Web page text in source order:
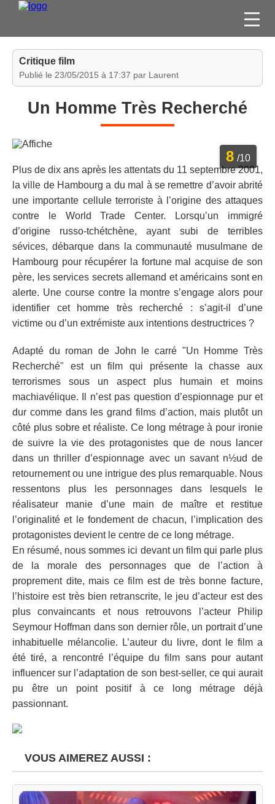
FILMS
JEUX VIDÉO
ESPACE
MEMBRE
Critique film
Publié le 23/05/2015 à 17:37 par Laurent
Un Homme Très Recherché
8 /10
Plus de dix ans après les attentats du 11 septembre 2001,
la ville de Hambourg a du mal à se remettre d’avoir abrité
une importante cellule terroriste à l’origine des attaques
contre le World Trade Center. Lorsqu’un immigré
d’origine russo-tchétchène, ayant subi de terribles
sévices, débarque dans la communauté musulmane de
Hambourg pour récupérer la fortune mal acquise de son
père, les services secrets allemand et américains sont en
alerte. Une course contre la montre s’engage alors pour
identifier cet homme très recherché : s’agit-il d’une
victime ou d’un extrémiste aux intentions destructrices ?
Adapté du roman de John le carré "Un Homme Très
Recherché" est un film qui présente la chasse aux
terrorismes sous un aspect plus humain et moins
machiavélique. Il n’est pas question d’espionnage pur et
dur comme dans les grand films d’action, mais plutôt un
côté plus sobre et réaliste. Ce long métrage à pour ironie
de suivre la vie des protagonistes que de nous lancer
dans un thriller d’espionnage avec un savant n½ud de
retournement ou une intrigue des plus remarquable. Nous
ressentons plus les personnages dans lesquels le
réalisateur manie d’une main de maître et restitue
l’originalité et le fondement de chacun, l’implication des
protagonistes devient le centre de ce long métrage.
En résumé, nous sommes ici devant un film qui parle plus
de la morale des personnages que de l’action à
proprement dite, mais ce film est de très bonne facture,
l’histoire est très bien retranscrite, le jeu d’acteur est des
plus convaincants et nous retrouvons l’acteur Philip
Seymour Hoffman dans son dernier rôle, un portrait d’une
inhabituelle mélancolie. L’auteur du livre, dont le film a
été tiré, a rencontré l’équipe du film sans pour autant
influencer sur l’adaptation de son best-seller, ce qui aurait
pu être un point positif à ce long métrage déjà
passionnant.
VOUS AIMEREZ AUSSI :